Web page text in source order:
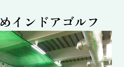
インドアゴルフ